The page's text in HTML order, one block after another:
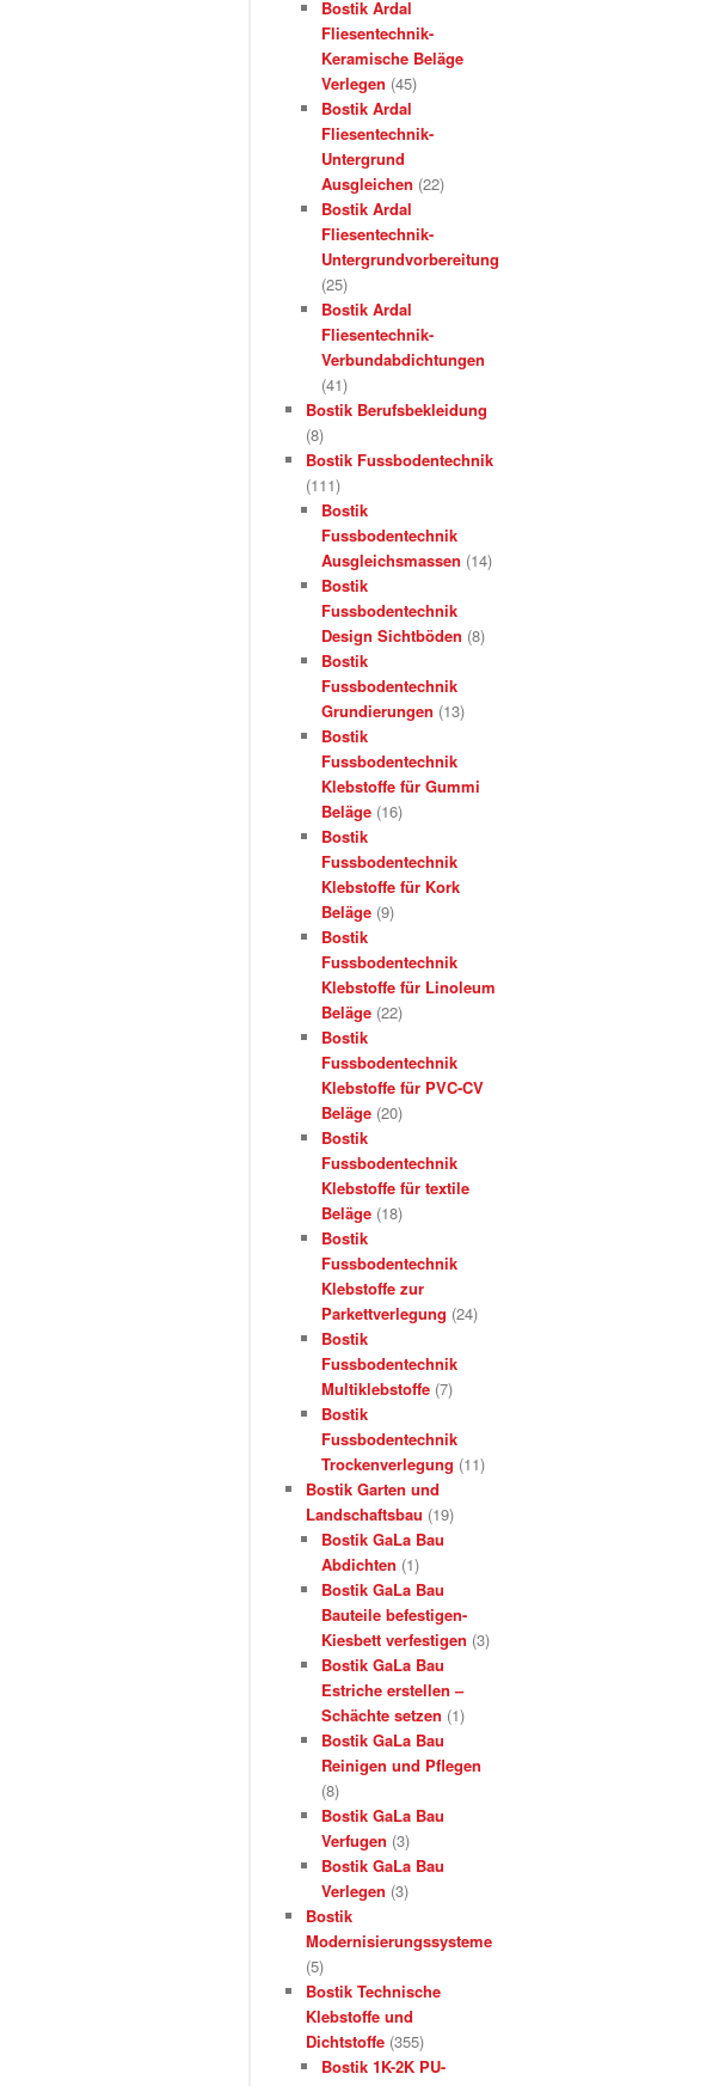
Bostik Ardal
Fliesentechnik-
Keramische Beläge
Verlegen (45)
Bostik Ardal
Fliesentechnik-
Untergrund
Ausgleichen (22)
Bostik Ardal
Fliesentechnik-
Untergrundvorbereitung
(25)
Bostik Ardal
Fliesentechnik-
Verbundabdichtungen
(41)
Bostik Berufsbekleidung
(8)
Bostik Fussbodentechnik
(111)
Bostik
Fussbodentechnik
Ausgleichsmassen (14)
Bostik
Fussbodentechnik
Design Sichtböden (8)
Bostik
Fussbodentechnik
Grundierungen (13)
Bostik
Fussbodentechnik
Klebstoffe für Gummi
Beläge (16)
Bostik
Fussbodentechnik
Klebstoffe für Kork
Beläge (9)
Bostik
Fussbodentechnik
Klebstoffe für Linoleum
Beläge (22)
Bostik
Fussbodentechnik
Klebstoffe für PVC-CV
Beläge (20)
Bostik
Fussbodentechnik
Klebstoffe für textile
Beläge (18)
Bostik
Fussbodentechnik
Klebstoffe zur
Parkettverlegung (24)
Bostik
Fussbodentechnik
Multiklebstoffe (7)
Bostik
Fussbodentechnik
Trockenverlegung (11)
Bostik Garten und
Landschaftsbau (19)
Bostik GaLa Bau
Abdichten (1)
Bostik GaLa Bau
Bauteile befestigen-
Kiesbett verfestigen (3)
Bostik GaLa Bau
Estriche erstellen –
Schächte setzen (1)
Bostik GaLa Bau
Reinigen und Pflegen
(8)
Bostik GaLa Bau
Verfugen (3)
Bostik GaLa Bau
Verlegen (3)
Bostik
Modernisierungssysteme
(5)
Bostik Technische
Klebstoffe und
Dichtstoffe (355)
Bostik 1K-2K PU-